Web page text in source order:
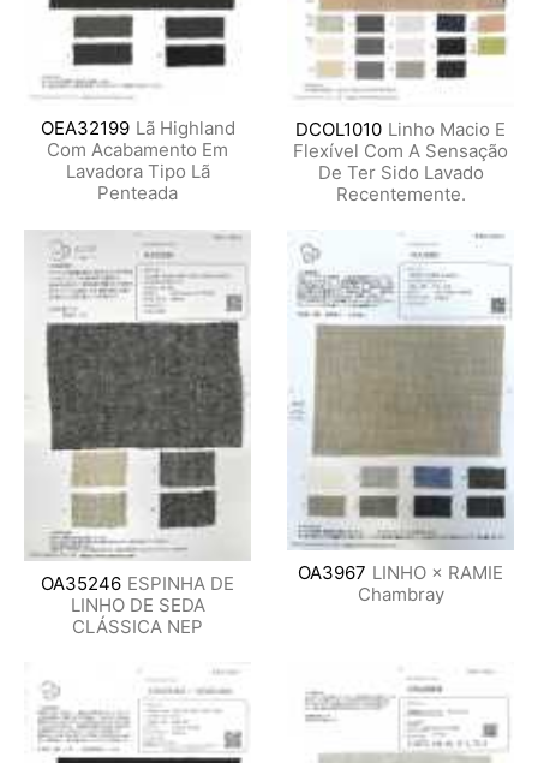
OEA32199 Lã Highland
Com Acabamento Em
Lavadora Tipo Lã
Penteada
DCOL1010 Linho Macio E
Flexível Com A Sensação
De Ter Sido Lavado
Recentemente.
OA35246 ESPINHA DE
LINHO DE SEDA
CLÁSSICA NEP
OA3967 LINHO × RAMIE
Chambray